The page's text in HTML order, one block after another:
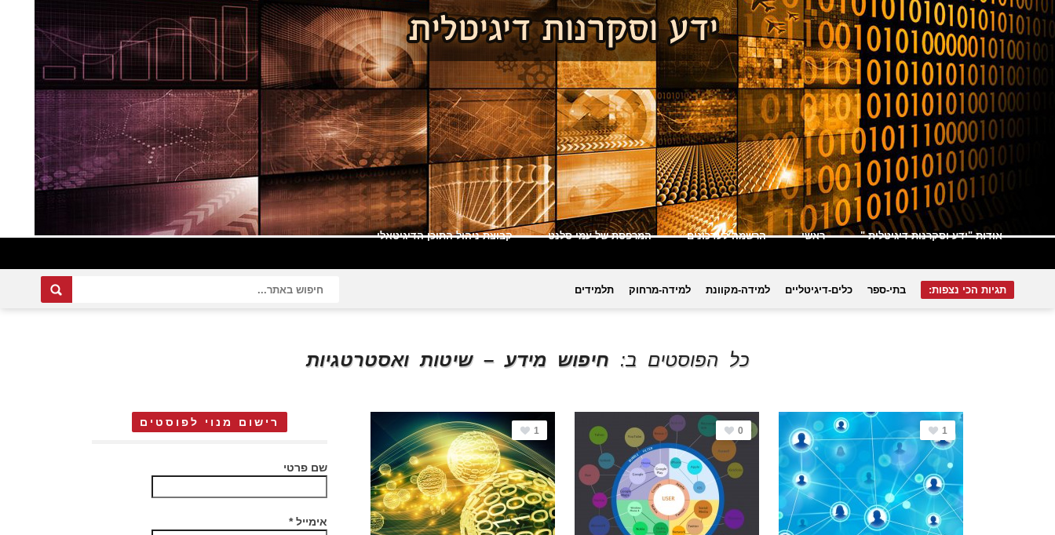
אודות "ידע וסקרנות דיגיטלית " ראשי הרשמה לעדכונים המרפסת של עמי סלנט קבוצת ניהול התוכן הדיגיטאלי
תגיות הכי נצפות: בתי-ספר כלים-דיגיטליים למידה-מקוונת למידה-מרחוק תלמידים
כל הפוסטים ב: חיפוש מידע – שיטות ואסטרטגיות
1
0
1
רישום מנוי לפוסטים
שם פרטי
אימייל*